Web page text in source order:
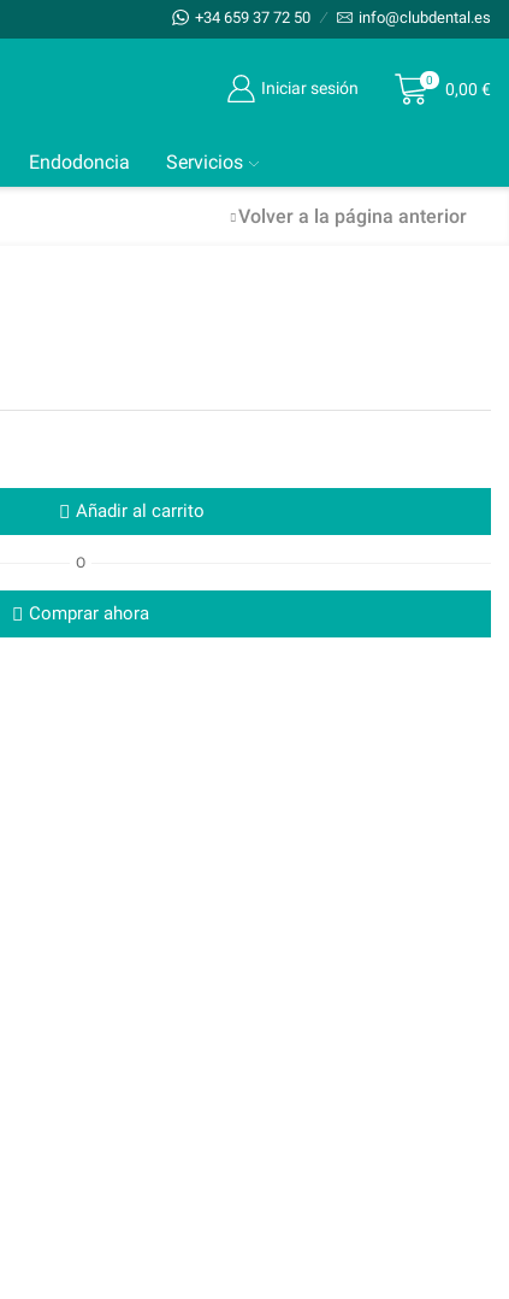
+34 659 37 72 50 info@clubdental.es
Iniciar sesión 0 0,00 €
Endodoncia Servicios
Volver a la página anterior
Añadir al carrito
O
Comprar ahora